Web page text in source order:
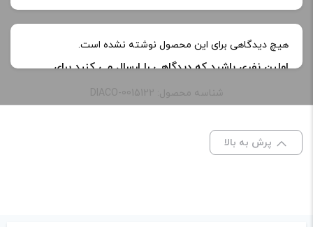
هیچ دیدگاهی برای این محصول نوشته نشده است.
اولین نفری باشید که دیدگاهی را ارسال می کنید برای
علامت‌گذاری شده‌اند
شناسه محصول: DIACO-0015122
پرش به بالا